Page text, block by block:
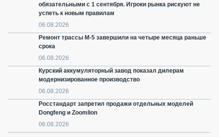
обязательными с 1 сентября. Игроки рынка рискуют не
успеть к новым правилам
06.08.2026
Ремонт трассы М-5 завершили на четыре месяца раньше
срока
06.08.2026
Курский аккумуляторный завод показал дилерам
модернизированное производство
06.08.2026
Росстандарт запретил продажи отдельных моделей
Dongfeng и Zoomlion
06.08.2026